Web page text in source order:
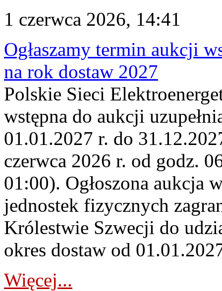
1 czerwca 2026, 14:41
Ogłaszamy termin aukcji
na rok dostaw 2027
Polskie Sieci
wstępna do aukcji
01.01.2027 r. do
czerwca 2026 r. od godz.
01:00). Ogłoszona aukcja
jednostek fizycznych
Królestwie Szwecji do
okres dostaw od
Więcej...